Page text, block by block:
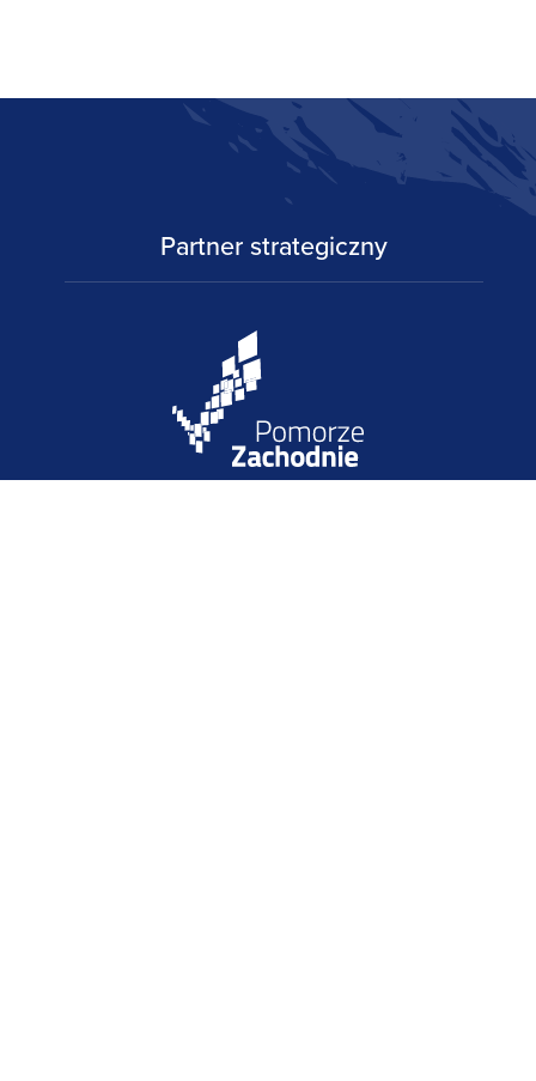
Partner strategiczny